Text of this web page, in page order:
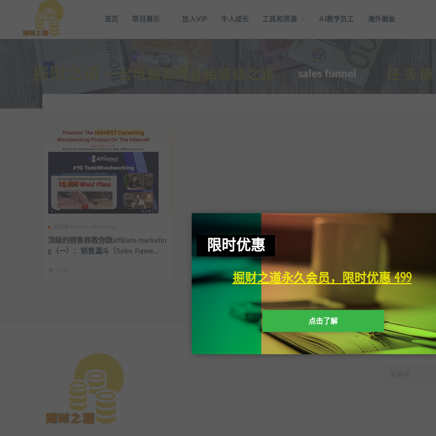
首页 项目展示 加入VIP 牛人成长 工具和资源 AI数字员工 海外掘金
sales funnel
顶级的销售商教你做affiliate marketin
g（一）：销售漏斗（Sales Funne
快速搜索
限时优惠
掘财之道永久会员，限时优惠 499
点击了解